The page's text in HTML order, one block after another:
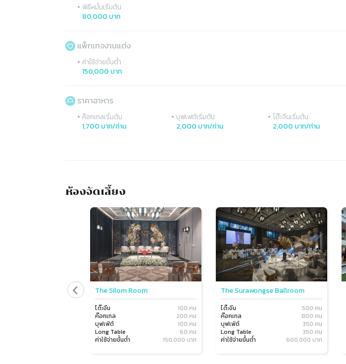
• พิธีหมั้นเริ่มต้น
80,000 บาท
แพ็กเกจงานแต่ง
• ค่าใช้จ่ายขั้นต่ำ
150,000 บาท
ราคาอาหาร
• ค็อกเทลเริ่มต้น
1,700 บาท/ท่าน
• บุฟเฟต์เริ่มต้น
2,000 บาท/ท่าน
• โต๊ะจีนเริ่มต้น
2,000 บาท/ท่าน
ห้องจัดเลี้ยง
Slide 1 of 4
The Silom Room
โต๊ะจีน
100 คน
ค๊อกเทล
200 คน
บุฟเฟ่ต์
100 คน
Long Table
60 คน
ค่าใช้จ่ายขั้นต่ำ
150,000 บาท
The Surawongse Ballroom
โต๊ะจีน
500 คน
ค๊อกเทล
800 คน
บุฟเฟ่ต์
350 คน
Long Table
350 คน
ค่าใช้จ่ายขั้นต่ำ
600,000 บาท